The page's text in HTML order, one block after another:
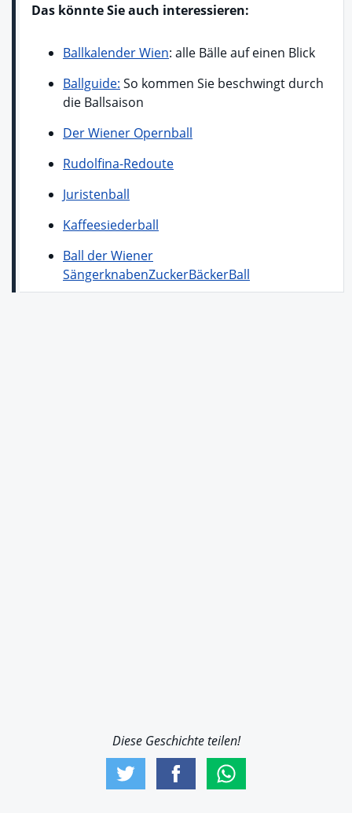
Das könnte Sie auch interessieren:
Ballkalender Wien: alle Bälle auf einen Blick
Ballguide: So kommen Sie beschwingt durch
die Ballsaison
Der Wiener Opernball
Rudolfina-Redoute
Juristenball
Kaffeesiederball
Ball der Wiener
SängerknabenZuckerBäckerBall
Diese Geschichte teilen!